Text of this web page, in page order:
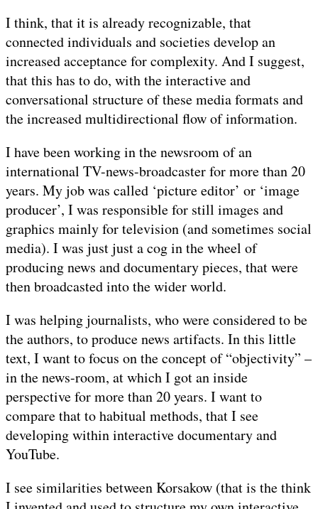
I think, that it is already recognizable, that
connected individuals and societies develop an
increased acceptance for complexity. And I suggest,
that this has to do, with the interactive and
conversational structure of these media formats and
the increased multidirectional flow of information.
I have been working in the newsroom of an
international TV-news-broadcaster for more than 20
years. My job was called ‘picture editor’ or ‘image
producer’, I was responsible for still images and
graphics mainly for television (and sometimes social
media). I was just just a cog in the wheel of
producing news and documentary pieces, that were
then broadcasted into the wider world.
I was helping journalists, who were considered to be
the authors, to produce news artifacts. In this little
text, I want to focus on the concept of “objectivity” –
in the news-room, at which I got an inside
perspective for more than 20 years. I want to
compare that to habitual methods, that I see
developing within interactive documentary and
YouTube.
I see similarities between Korsakow (that is the think